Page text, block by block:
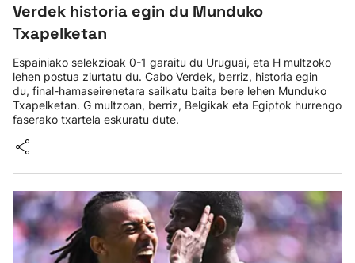
Verdek historia egin du Munduko
Txapelketan
Espainiako selekzioak 0-1 garaitu du Uruguai, eta H multzoko
lehen postua ziurtatu du. Cabo Verdek, berriz, historia egin
du, final-hamaseirenetara sailkatu baita bere lehen Munduko
Txapelketan. G multzoan, berriz, Belgikak eta Egiptok hurrengo
faserako txartela eskuratu dute.